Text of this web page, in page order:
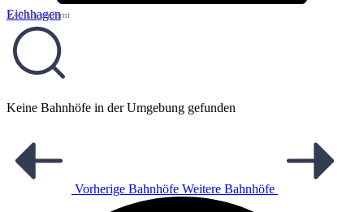
Eichhagen
5,49 km entfernt
Keine Bahnhöfe in der Umgebung gefunden
Vorherige Bahnhöfe Weitere Bahnhöfe